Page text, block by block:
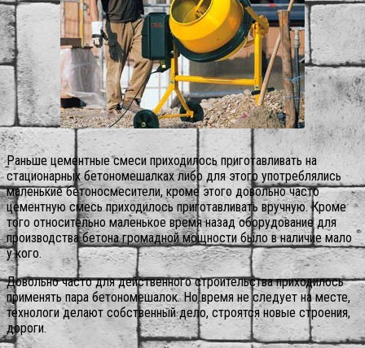
Раньше цементные смеси приходилось приготавливать на
стационарных бетономешалках либо для этого употреблялись
маленькие бетоносмесители, кроме этого довольно часто
цементную смесь приходилось приготавливать вручную.Кроме
того относительно маленькое время назад оборудование для
производства бетона громадной мощности было в наличие мало
у кого.
Довольно часто для действенного строительства приходилось
применять пара бетономешалок. Но время не следует на месте,
технологи делают собственный дело, строятся новые строения,
дороги.